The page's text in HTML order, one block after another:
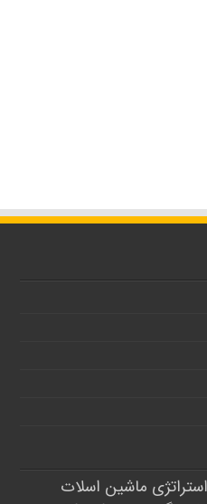
استراتژی ماشین اسلات